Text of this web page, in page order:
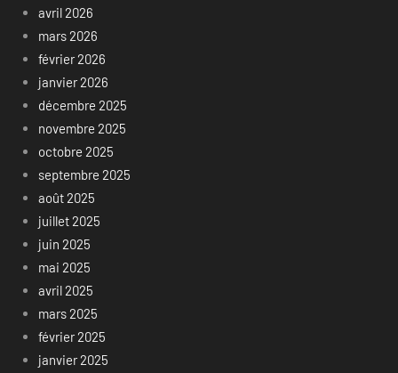
avril 2026
mars 2026
février 2026
janvier 2026
décembre 2025
novembre 2025
octobre 2025
septembre 2025
août 2025
juillet 2025
juin 2025
mai 2025
avril 2025
mars 2025
février 2025
janvier 2025